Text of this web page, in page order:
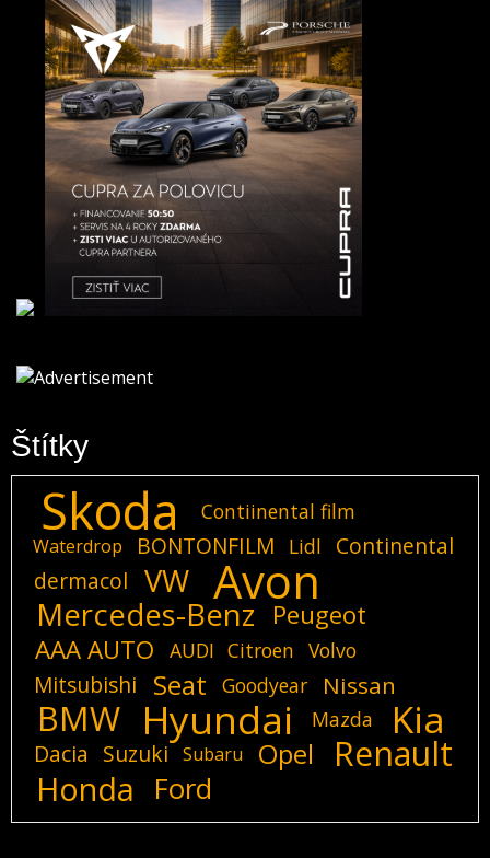
Štítky
Skoda Contiinental film
Waterdrop BONTONFILM Lidl
Continental
dermacol
VW Avon
Mercedes-Benz
Peugeot
AAA AUTO
AUDI Citroen Volvo
Mitsubishi Seat Goodyear Nissan
BMW Hyundai Mazda Kia
Dacia Suzuki Subaru Opel Renault
Honda Ford